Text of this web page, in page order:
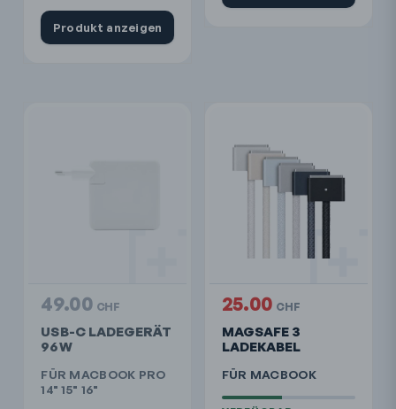
Produkt anzeigen
USB-C LADEGERÄT
96W
FÜR MACBOOK PRO
14" 15" 16"
49.00 CHF
MAGSAFE 3
LADEKABEL
FÜR MACBOOK
25.00 CHF